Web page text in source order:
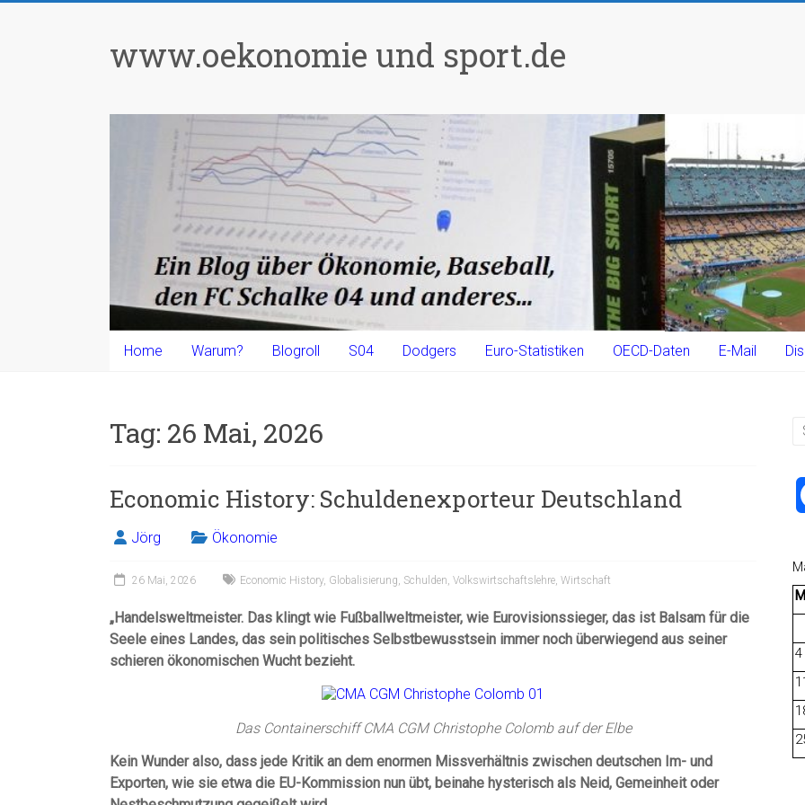
www.oekonomie und sport.de
Home Warum? Blogroll S04 Dodgers Euro-Statistiken OECD-Daten E-Mail
Tag: 26 Mai, 2026
Economic History: Schuldenexporteur Deutschland
Jörg Ökonomie
26 Mai, 2026 Economic History, Globalisierung Schulden Volkswirtschaftslehre Wirtschaft
„Handelsweltmeister. Das klingt wie Fußballweltmeister, wie Eurovisionssieger, das ist Balsam für die
Seele eines Landes, das sein politisches Selbstbewusstsein immer noch überwiegend aus seiner
schieren ökonomischen Wucht bezieht.
Das Containerschiff CMA CGM Christophe Colomb auf der Elbe
Kein Wunder also, dass jede Kritik an dem enormen Missverhältnis zwischen deutschen Im- und
Exporten, wie sie etwa die EU-Kommission nun übt, beinahe hysterisch als Neid, Gemeinheit oder
M
4